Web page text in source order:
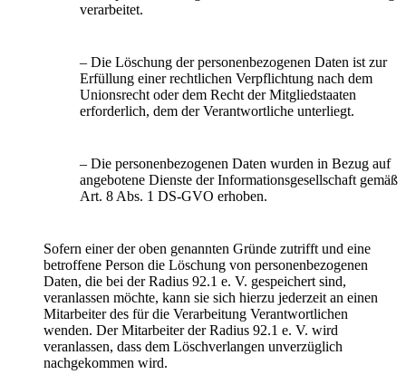
verarbeitet.
– Die Löschung der personenbezogenen Daten ist zur
Erfüllung einer rechtlichen Verpflichtung nach dem
Unionsrecht oder dem Recht der Mitgliedstaaten
erforderlich, dem der Verantwortliche unterliegt.
– Die personenbezogenen Daten wurden in Bezug auf
angebotene Dienste der Informationsgesellschaft gemäß
Art. 8 Abs. 1 DS-GVO erhoben.
Sofern einer der oben genannten Gründe zutrifft und eine
betroffene Person die Löschung von personenbezogenen
Daten, die bei der Radius 92.1 e. V. gespeichert sind,
veranlassen möchte, kann sie sich hierzu jederzeit an einen
Mitarbeiter des für die Verarbeitung Verantwortlichen
wenden. Der Mitarbeiter der Radius 92.1 e. V. wird
veranlassen, dass dem Löschverlangen unverzüglich
nachgekommen wird.